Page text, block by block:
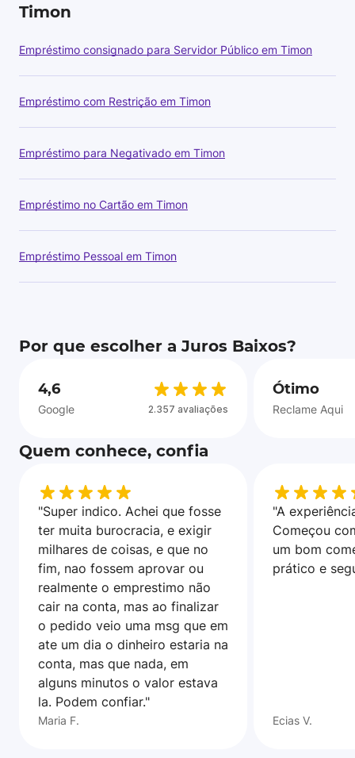
Timon
Empréstimo consignado para Servidor Público em Timon
Empréstimo com Restrição em Timon
Empréstimo para Negativado em Timon
Empréstimo no Cartão em Timon
Empréstimo Pessoal em Timon
Por que escolher a Juros Baixos?
4,6
Google 2.357 avaliações
Ótimo
Reclame Aqui
Quem conhece, confia
"Super indico. Achei que fosse
ter muita burocracia, e exigir
milhares de coisas, e que no
fim, nao fossem aprovar ou
realmente o emprestimo não
cair na conta, mas ao finalizar
o pedido veio uma msg que em
ate um dia o dinheiro estaria na
conta, mas que nada, em
alguns minutos o valor estava
la. Podem confiar."
Maria F.
"A
Começou
um bom
prático e
Ecias V.